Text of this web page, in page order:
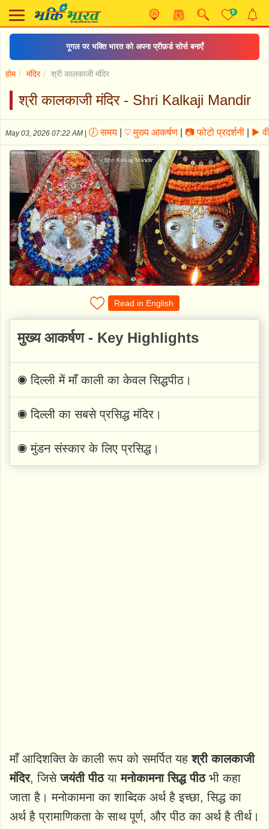
0
संकट मोचन हनुमानाष्टक
होम मंदिर श्री कालकाजी मंदिर
श्री कालकाजी मंदिर - Shri Kalkaji Mandir
May 03, 2026 07:22 AM 🕖 समय ♡ मुख्य आकर्षण 📷 फोटो प्रदर्शनी ▶
Read in English
मुख्य आकर्षण - Key Highlights
◉ दिल्ली में माँ काली का केवल सिद्धपीठ।
◉ दिल्ली का सबसे प्रसिद्ध मंदिर।
◉ मुंडन संस्कार के लिए प्रसिद्ध।
माँ आदिशक्ति के काली रूप को समर्पित यहश्री कालकाजी
मंदिर, जिसेजयंती पीठयामनोकामना सिद्ध पीठभी कहा
जाता है। मनोकामना का शाब्दिक अर्थ है इच्छा, सिद्ध का
अर्थ है प्रामाणिकता के साथ पूर्ण, और पीठ का अर्थ है तीर्थ।